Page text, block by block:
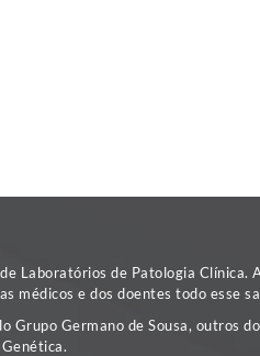
Laboratórios de Patologia
médicos e dos doentes todo esse
Grupo Germano de Sousa, outros